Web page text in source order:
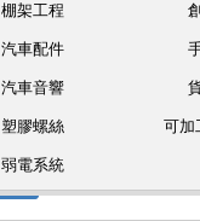
棚架工程
汽車配件
汽車音響
塑膠螺絲 可加
弱電系統